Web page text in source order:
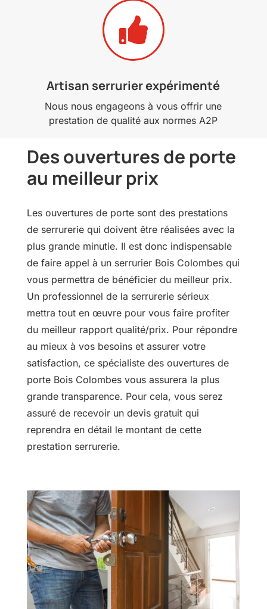

Artisan serrurier expérimenté
Nous nous engageons à vous offrir une
prestation de qualité aux normes A2P
Des ouvertures de porte
au meilleur prix
Les ouvertures de porte sont des prestations
de serrurerie qui doivent être réalisées avec la
plus grande minutie. Il est donc indispensable
de faire appel à un serrurier Bois Colombes qui
vous permettra de bénéficier du meilleur prix.
Un professionnel de la serrurerie sérieux
mettra tout en œuvre pour vous faire profiter
du meilleur rapport qualité/prix. Pour répondre
au mieux à vos besoins et assurer votre
satisfaction, ce spécialiste des ouvertures de
porte Bois Colombes vous assurera la plus
grande transparence. Pour cela, vous serez
assuré de recevoir un devis gratuit qui
reprendra en détail le montant de cette
prestation serrurerie.